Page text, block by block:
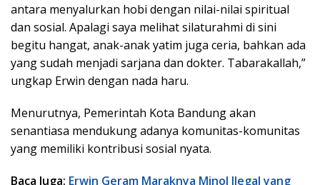
antara menyalurkan hobi dengan nilai-nilai spiritual
dan sosial. Apalagi saya melihat silaturahmi di sini
begitu hangat, anak-anak yatim juga ceria, bahkan ada
yang sudah menjadi sarjana dan dokter. Tabarakallah,”
ungkap Erwin dengan nada haru.
Menurutnya, Pemerintah Kota Bandung akan
senantiasa mendukung adanya komunitas-komunitas
yang memiliki kontribusi sosial nyata.
Baca Juga: Erwin Geram Maraknya Minol Ilegal yang